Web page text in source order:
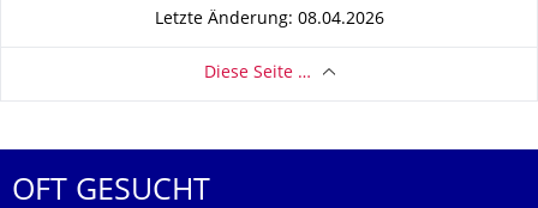
Letzte Änderung: 08.04.2026
Diese Seite …
OFT GESUCHT